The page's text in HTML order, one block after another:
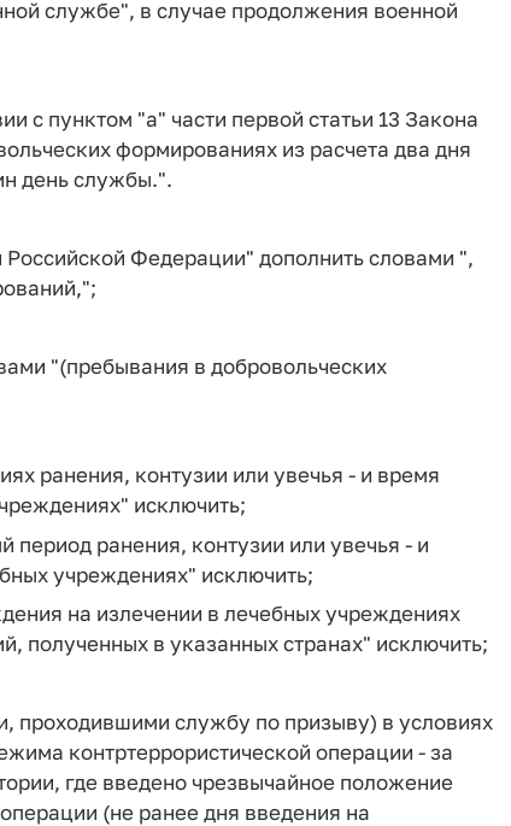
службе", в случае продолжения военной
с пунктом "а" части первой статьи 13 Закона
формированиях из расчета два дня
день службы.".
Федерации" дополнить словами ",
"(пребывания в добровольческих
ранения, контузии или увечья - и время
исключить;
период ранения, контузии или увечья - и
учреждениях" исключить;
на излечении в лечебных учреждениях
полученных в указанных странах" исключить;
проходившими службу по призыву) в условиях
контртеррористической операции - за
где введено чрезвычайное положение
(не ранее дня введения на